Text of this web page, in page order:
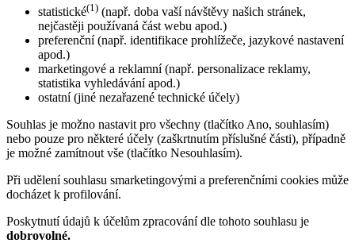
statistické(1) (např. doba vaší návštěvy našich stránek,
nejčastěji používaná část webu apod.)
preferenční (např. identifikace prohlížeče, jazykové nastavení
apod.)
marketingové a reklamní (např. personalizace reklamy,
statistika vyhledávání apod.)
ostatní (jiné nezařazené technické účely)
Souhlas je možno nastavit pro všechny (tlačítko Ano, souhlasím)
nebo pouze pro některé účely (zaškrtnutím příslušné části), případně
je možné zamítnout vše (tlačítko Nesouhlasím).
Při udělení souhlasu smarketingovými a preferenčními cookies může
docházet k profilování.
Poskytnutí údajů k účelům zpracování dle tohoto souhlasu je
dobrovolné.